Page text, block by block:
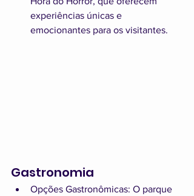
experiências únicas e
emocionantes para os visitantes.
Gastronomia
Opções Gastronômicas: O parque